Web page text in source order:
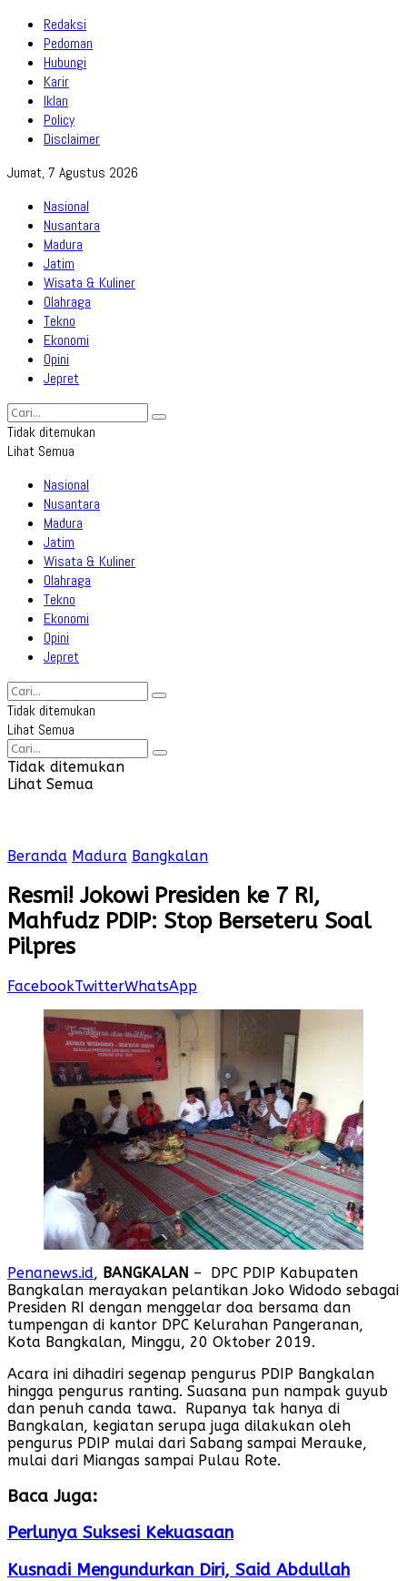
Redaksi
Pedoman
Hubungi
Karir
Iklan
Policy
Disclaimer
Jumat, 7 Agustus 2026
Nasional
Nusantara
Madura
Jatim
Wisata & Kuliner
Olahraga
Tekno
Ekonomi
Opini
Jepret
Tidak ditemukan
Lihat Semua
Nasional
Nusantara
Madura
Jatim
Wisata & Kuliner
Olahraga
Tekno
Ekonomi
Opini
Jepret
Tidak ditemukan
Lihat Semua
Tidak ditemukan
Lihat Semua
Beranda Madura Bangkalan
Resmi! Jokowi Presiden ke 7 RI,
Mahfudz PDIP: Stop Berseteru Soal
Pilpres
FacebookTwitterWhatsApp
Penanews.id, BANGKALAN – DPC PDIP Kabupaten
Bangkalan merayakan pelantikan Joko Widodo sebagai
Presiden RI dengan menggelar doa bersama dan
tumpengan di kantor DPC Kelurahan Pangeranan,
Kota Bangkalan, Minggu, 20 Oktober 2019.
Acara ini dihadiri segenap pengurus PDIP Bangkalan
hingga pengurus ranting. Suasana pun nampak guyub
dan penuh canda tawa. Rupanya tak hanya di
Bangkalan, kegiatan serupa juga dilakukan oleh
pengurus PDIP mulai dari Sabang sampai Merauke,
mulai dari Miangas sampai Pulau Rote.
Baca Juga:
Perlunya Suksesi Kekuasaan
Kusnadi Mengundurkan Diri, Said Abdullah